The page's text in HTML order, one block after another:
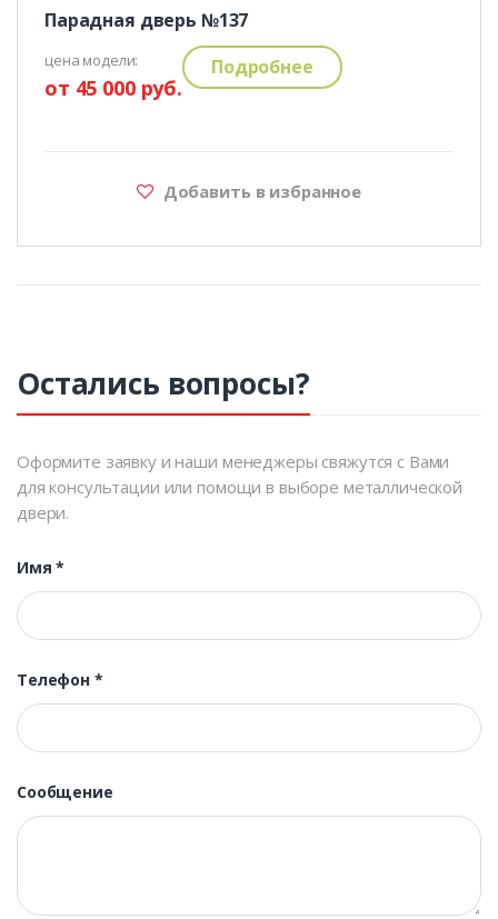
Парадная дверь №137
цена модели:
от 45 000 руб.
Подробнее
Добавить в избранное
Остались вопросы?
Оформите заявку и наши менеджеры свяжутся с Вами
для консультации или помощи в выборе металлической
двери.
Имя*
Телефон *
Сообщение